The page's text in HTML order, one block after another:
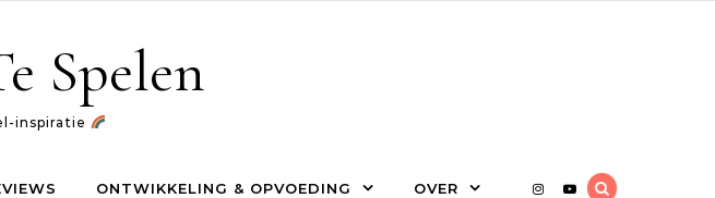
Spelen
inspiratie
ONTWIKKELING & OPVOEDING OVER